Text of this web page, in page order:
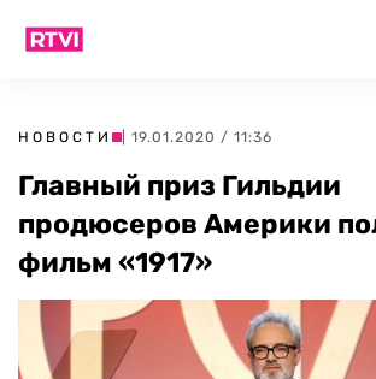
НОВОСТИ | 19.01.2020 / 11:36
Главный приз Гильдии
продюсеров Америки
фильм «1917»